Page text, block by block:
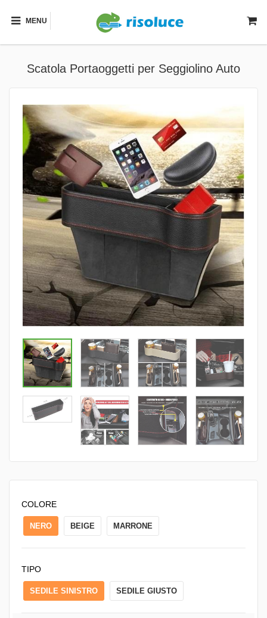
MENU
Scatola Portaoggetti per Seggiolino Auto
COLORE
NERO BEIGE MARRONE
TIPO
SEDILE SINISTRO SEDILE GIUSTO